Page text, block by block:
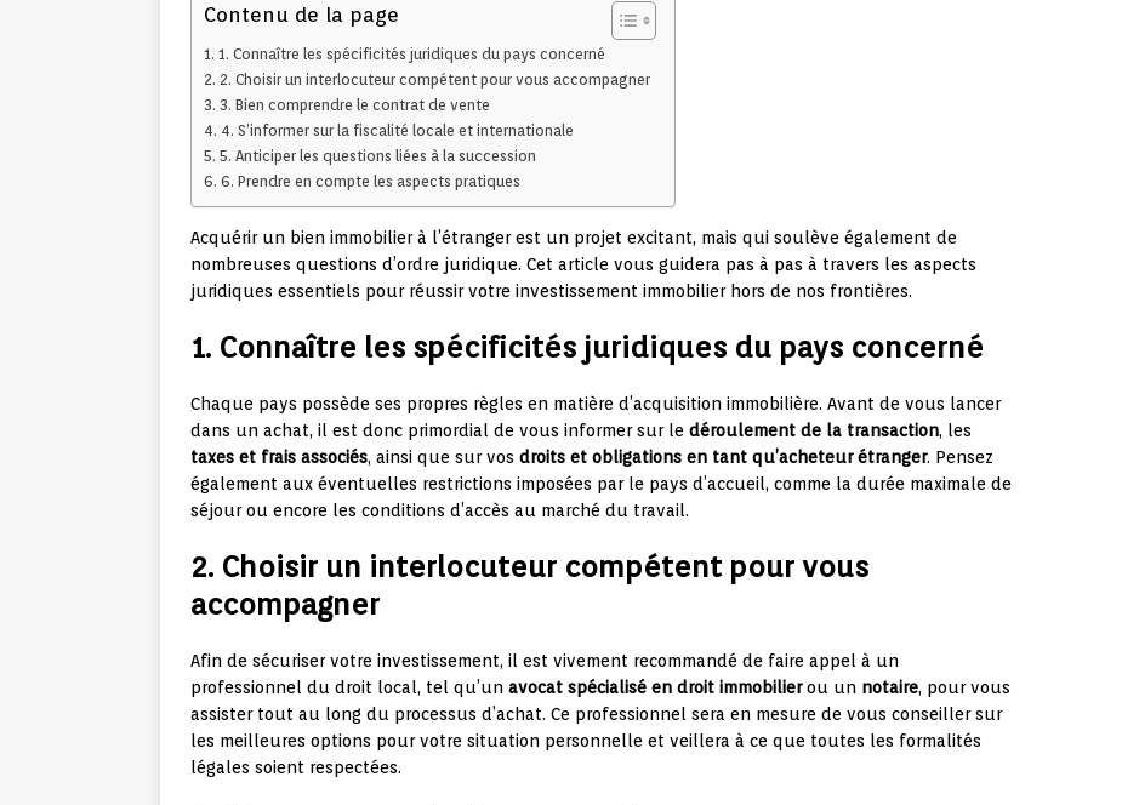
Contenu de la page
1. Connaître les spécificités juridiques du pays concerné
2. Choisir un interlocuteur compétent pour vous accompagner
3. Bien comprendre le contrat de vente
4. S’informer sur la fiscalité locale et internationale
5. Anticiper les questions liées à la succession
6. Prendre en compte les aspects pratiques
Acquérir un bien immobilier à l’étranger est un projet excitant, mais qui soulève également de
nombreuses questions d’ordre juridique. Cet article vous guidera pas à pas à travers les aspects
juridiques essentiels pour réussir votre investissement immobilier hors de nos frontières.
1. Connaître les spécificités juridiques du pays concerné
Chaque pays possède ses propres règles en matière d’acquisition immobilière. Avant de vous lancer
dans un achat, il est donc primordial de vous informer sur le déroulement de la transaction, les
taxes et frais associés, ainsi que sur vos droits et obligations en tant qu’acheteur étranger. Pensez
également aux éventuelles restrictions imposées par le pays d’accueil, comme la durée maximale de
séjour ou encore les conditions d’accès au marché du travail.
2. Choisir un interlocuteur compétent pour vous
accompagner
Afin de sécuriser votre investissement, il est vivement recommandé de faire appel à un
professionnel du droit local, tel qu’un avocat spécialisé en droit immobilierou un notaire, pour vous
assister tout au long du processus d’achat. Ce professionnel sera en mesure de vous conseiller sur
les meilleures options pour votre situation personnelle et veillera à ce que toutes les formalités
légales soient respectées.